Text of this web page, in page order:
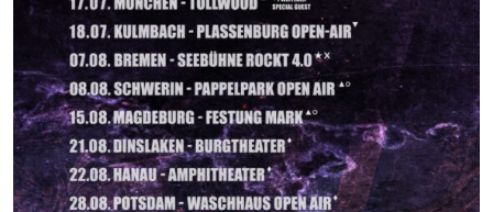
Team
Contact
Jobs
Tickets & Merch